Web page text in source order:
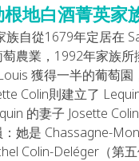
根地白酒菁英家
族自從1679年定居在
農業，1992年家族所
獲得一半的葡萄園
Colin則建立了
的妻子 Josette
她是 Chassagne-
Colin-Deléger（第五